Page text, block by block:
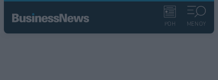
ΡΟΗ ΜΕΝΟΥ